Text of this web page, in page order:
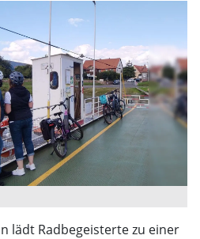
lädt Radbegeisterte zu einer